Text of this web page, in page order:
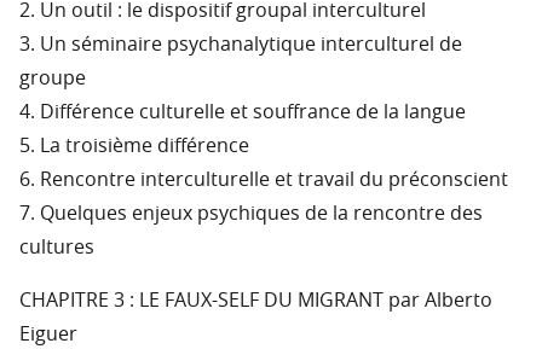
2. Un outil : le dispositif groupal interculturel
3. Un séminaire psychanalytique interculturel de
groupe
4. Différence culturelle et souffrance de la langue
5. La troisième différence
6. Rencontre interculturelle et travail du préconscient
7. Quelques enjeux psychiques de la rencontre des
cultures
CHAPITRE 3 : LE FAUX-SELF DU MIGRANT par Alberto
Eiguer